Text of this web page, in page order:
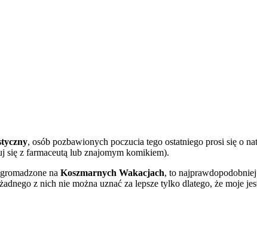
, osób pozbawionych poczucia tego ostatniego prosi się o
się z farmaceutą lub znajomym komikiem).
na Koszmarnych Wakacjach, to
z nich nie można uznać za lepsze tylko dlatego, że moje